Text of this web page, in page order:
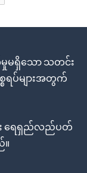
မရှိသော သတင်း
ရပ်များအတွက်
း ရေရှည်လည်ပတ်
။